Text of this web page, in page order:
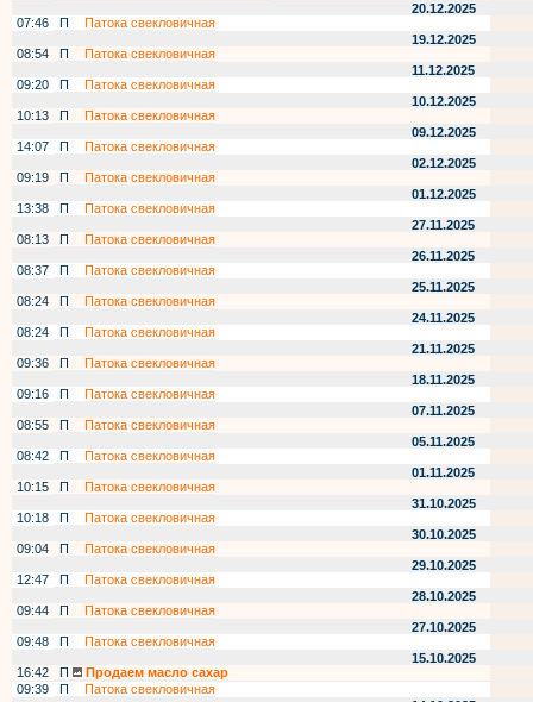
20.12.2025
07:46
П
Патока свекловичная
19.12.2025
08:54
П
Патока свекловичная
11.12.2025
09:20
П
Патока свекловичная
10.12.2025
10:13
П
Патока свекловичная
09.12.2025
14:07
П
Патока свекловичная
02.12.2025
09:19
П
Патока свекловичная
01.12.2025
13:38
П
Патока свекловичная
27.11.2025
08:13
П
Патока свекловичная
26.11.2025
08:37
П
Патока свекловичная
25.11.2025
08:24
П
Патока свекловичная
24.11.2025
08:24
П
Патока свекловичная
21.11.2025
09:36
П
Патока свекловичная
18.11.2025
09:16
П
Патока свекловичная
07.11.2025
08:55
П
Патока свекловичная
05.11.2025
08:42
П
Патока свекловичная
01.11.2025
10:15
П
Патока свекловичная
31.10.2025
10:18
П
Патока свекловичная
30.10.2025
09:04
П
Патока свекловичная
29.10.2025
12:47
П
Патока свекловичная
28.10.2025
09:44
П
Патока свекловичная
27.10.2025
09:48
П
Патока свекловичная
15.10.2025
16:42
П
Продаем масло сахар
09:39
П
Патока свекловичная